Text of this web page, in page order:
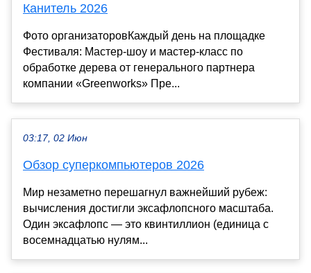
Канитель 2026
Фото организаторовКаждый день на площадке
Фестиваля: Мастер-шоу и мастер-класс по
обработке дерева от генерального партнера
компании «Greenworks» Пре...
03:17, 02 Июн
Обзор суперкомпьютеров 2026
Мир незаметно перешагнул важнейший рубеж:
вычисления достигли эксафлопсного масштаба.
Один эксафлопс — это квинтиллион (единица с
восемнадцатью нулям...